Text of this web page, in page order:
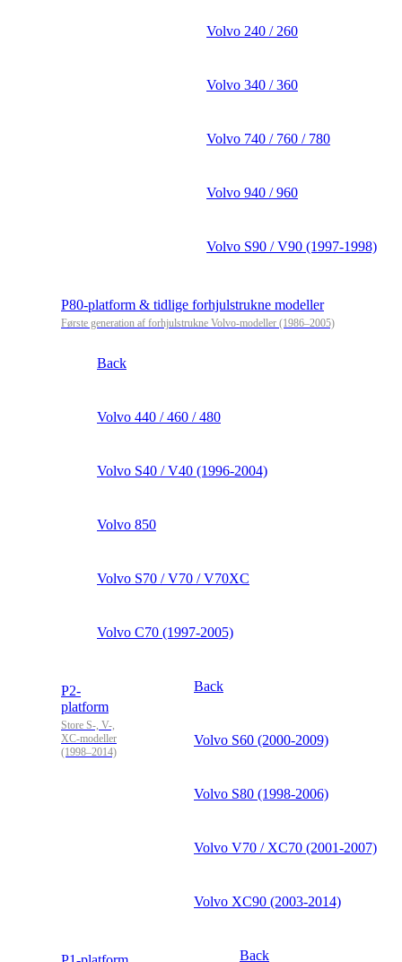
Volvo 240 / 260
Volvo 340 / 360
Volvo 740 / 760 / 780
Volvo 940 / 960
Volvo S90 / V90 (1997-1998)
P80-platform & tidlige forhjulstrukne modeller
Første generation af forhjulstrukne Volvo-modeller (1986–2005)
Back
Volvo 440 / 460 / 480
Volvo S40 / V40 (1996-2004)
Volvo 850
Volvo S70 / V70 / V70XC
Volvo C70 (1997-2005)
P2-
platform
Store S-, V-,
XC-modeller
(1998–2014)
Back
Volvo S60 (2000-2009)
Volvo S80 (1998-2006)
Volvo V70 / XC70 (2001-2007)
Volvo XC90 (2003-2014)
Back